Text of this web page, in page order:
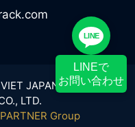
JAPAN PARTNER
LTD.
Group
LINE
LINEで
お問い合わせ